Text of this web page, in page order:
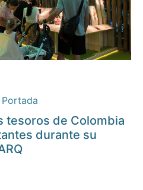
Portada
tesoros de Colombia
durante su